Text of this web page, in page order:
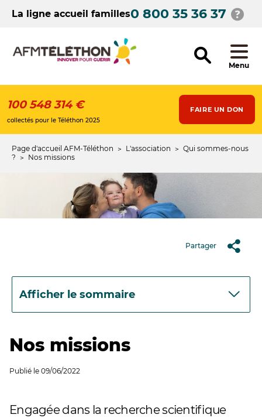
contenuLa ligne accueil familles0 800 35 36 37
Menu
100 548 314 €
collectés pour le Téléthon 2025
FAIRE UN DON
Fil
Page d'accueil AFM-Téléthon L'association
Qui sommes-nous
?
Nos missions
Partager
Afficher le sommaire
Nos missions
Publié le 09/06/2022
Engagée dans la recherche scientifique